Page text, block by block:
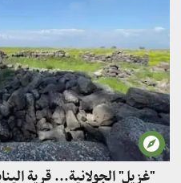
"غزيل" الجولانية... قرية